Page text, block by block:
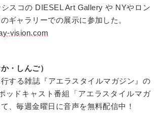
スコの DIESEL Art Gallery や NYやロン
ギャラリーでの展示に参加した。
vision.com
・しんご）
する雑誌『アエラスタイルマガジン』の
ッドキャスト番組「アエラスタイルマガ
、毎週金曜日に音声を無料配信中！